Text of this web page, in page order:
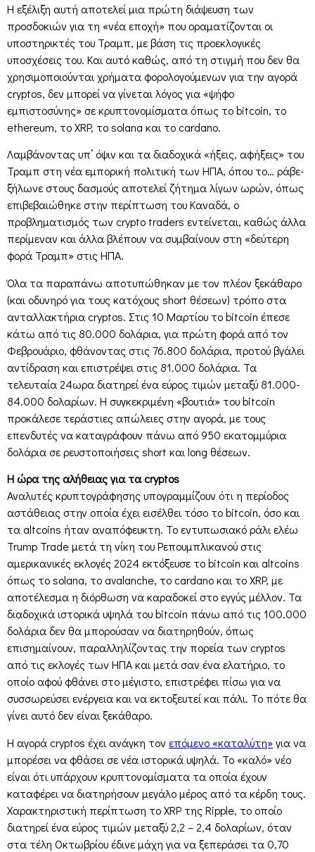
Η εξέλιξη αυτή αποτελεί μια πρώτη διάψευση των
προσδοκιών για τη «νέα εποχή» που οραματίζονται οι
υποστηρικτές του Τραμπ, με βάση τις προεκλογικές
υποσχέσεις του. Και αυτό καθώς, από τη στιγμή που δεν θα
χρησιμοποιούνται χρήματα φορολογούμενων για την αγορά
cryptos, δεν μπορεί να γίνεται λόγος για «ψήφο
εμπιστοσύνης» σε κρυπτονομίσματα όπως το bitcoin, το
ethereum, το XRP, το solana και το cardano.
Λαμβάνοντας υπ’ όψιν και τα διαδοχικά «ήξεις, αφήξεις» του
Τραμπ στη νέα εμπορική πολιτική των ΗΠΑ, όπου το… ράβε-
ξήλωνε στους δασμούς αποτελεί ζήτημα λίγων ωρών, όπως
επιβεβαιώθηκε στην περίπτωση του Καναδά, ο
προβληματισμός των crypto traders εντείνεται, καθώς άλλα
περίμεναν και άλλα βλέπουν να συμβαίνουν στη «δεύτερη
φορά Τραμπ» στις ΗΠΑ.
Όλα τα παραπάνω αποτυπώθηκαν με τον πλέον ξεκάθαρο
(και οδυνηρό για τους κατόχους short θέσεων) τρόπο στα
ανταλλακτήρια cryptos. Στις 10 Μαρτίου το bitcoin έπεσε
κάτω από τις 80.000 δολάρια, για πρώτη φορά από τον
Φεβρουάριο, φθάνοντας στις 76.800 δολάρια, προτού βγάλει
αντίδραση και επιστρέψει στις 81.000 δολάρια. Τα
τελευταία 24ωρα διατηρεί ένα εύρος τιμών μεταξύ 81.000-
84.000 δολαρίων. Η συγκεκριμένη «βουτιά» του bitcoin
προκάλεσε τεράστιες απώλειες στην αγορά, με τους
επενδυτές να καταγράφουν πάνω από 950 εκατομμύρια
δολάρια σε ρευστοποιήσεις short και long θέσεων.
Η ώρα της αλήθειας για τα cryptos
Αναλυτές κρυπτογράφησης υπογραμμίζουν ότι η περίοδος
αστάθειας στην οποία έχει εισέλθει τόσο το bitcoin, όσο και
τα altcoins ήταν αναπόφευκτη. Το εντυπωσιακό ράλι ελέω
Trump Trade μετά τη νίκη του Ρεπουμπλικανού στις
αμερικανικές εκλογές 2024 εκτόξευσε το bitcoin και altcoins
όπως το solana, το avalanche, το cardano και το XRP, με
αποτέλεσμα η διόρθωση να καραδοκεί στο εγγύς μέλλον. Τα
διαδοχικά ιστορικά υψηλά του bitcoin πάνω από τις 100.000
δολάρια δεν θα μπορούσαν να διατηρηθούν, όπως
επισημαίνουν, παραλληλίζοντας την πορεία των cryptos
από τις εκλογές των ΗΠΑ και μετά σαν ένα ελατήριο, το
οποίο αφού φθάνει στο μέγιστο, επιστρέφει πίσω για να
συσσωρεύσει ενέργεια και να εκτοξευτεί και πάλι. Το πότε θα
γίνει αυτό δεν είναι ξεκάθαρο.
H αγορά cryptos έχει ανάγκη τον επόμενο «καταλύτη»για να
μπορέσει να φθάσει σε νέα ιστορικά υψηλά. Το «καλό» νέο
είναι ότι υπάρχουν κρυπτονομίσματα τα οποία έχουν
καταφέρει να διατηρήσουν μεγάλο μέρος από τα κέρδη τους.
Χαρακτηριστική περίπτωση το XRP της Ripple, το οποίο
διατηρεί ένα εύρος τιμών μεταξύ 2,2 – 2,4 δολαρίων, όταν
στα τέλη Οκτωβρίου έδινε μάχη για να ξεπεράσει τα 0,70